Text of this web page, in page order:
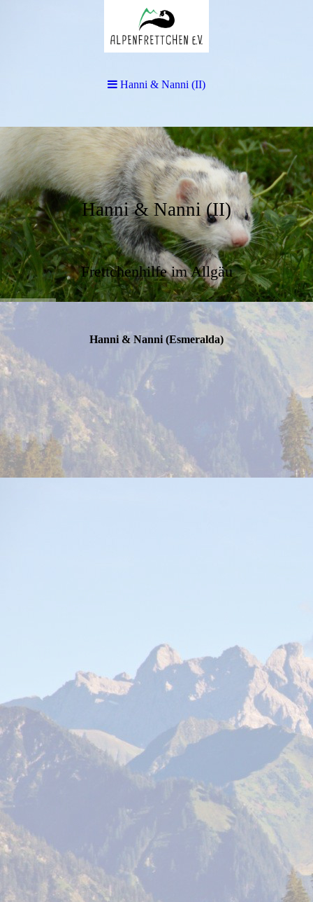
Hanni & Nanni (II)
Frettchenhilfe im Allgäu
Hanni & Nanni (Esmeralda)
Hanni & Nanni (II)